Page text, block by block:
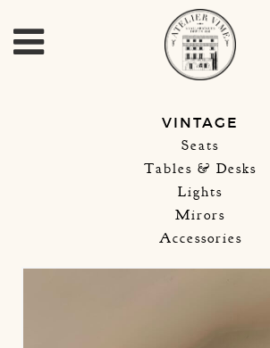
VINTAGE
Seats
Tables & Desks
Lights
Mirors
Accessories